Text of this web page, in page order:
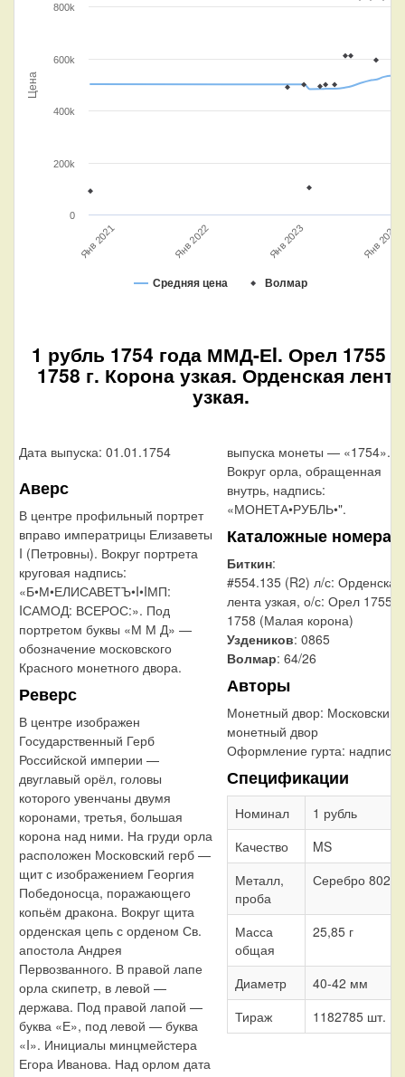
Цена
Средняя цена Волмар
Янв 2021 Янв 2022 Янв 2023 Янв 2024
0
200k
400k
600k
800k
1 рубль 1754 года ММД-ЕI. Орел 1755
1758 г. Корона узкая. Орденская лента
узкая.
Дата выпуска: 01.01.1754
Аверс
В центре профильный портрет
вправо императрицы Елизаветы
I (Петровны). Вокруг портрета
круговая надпись:
«Б•М•ЕЛИСАВЕТЪ•I•IМП:
IСАМОД: ВСЕРОС:». Под
портретом буквы «М М Д» —
обозначение московского
Красного монетного двора.
Реверс
В центре изображен
Государственный Герб
Российской империи —
двуглавый орёл, головы
которого увенчаны двумя
коронами, третья, большая
корона над ними. На груди орла
расположен Московский герб —
щит с изображением Георгия
Победоносца, поражающего
копьём дракона. Вокруг щита
орденская цепь с орденом Св.
апостола Андрея
Первозванного. В правой лапе
орла скипетр, в левой —
держава. Под правой лапой —
буква «Е», под левой — буква
«I». Инициалы минцмейстера
Егора Иванова. Над орлом дата
выпуска монеты — «1754».
Вокруг орла, обращенная
внутрь, надпись:
«МОНЕТА•РУБЛЬ•".
Каталожные номера
Биткин:
#554.135 (R2) л/с: Орденская
лента узкая, о/с: Орел 1755—
1758 (Малая корона)
Уздеников: 0865
Волмар: 64/26
Авторы
Монетный двор: Московский
монетный двор
Оформление гурта: надпись
Спецификации
Номинал
1 рубль
Качество
MS
Металл,
проба
Серебро 802
Масса
общая
25,85 г
Диаметр
40-42 мм
Тираж
1182785 шт.